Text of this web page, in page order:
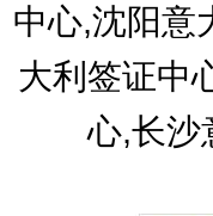
中心,沈阳意
大利签证中
心,长沙